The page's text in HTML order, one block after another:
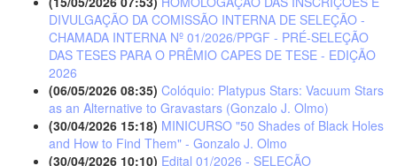
DIVULGAÇÃO DA COMISSÃO INTERNA DE SELEÇÃO -
CHAMADA INTERNA Nº 01/2026/PPGF - PRÉ-SELEÇÃO
DAS TESES PARA O PRÊMIO CAPES DE TESE - EDIÇÃO
2026
(06/05/2026 08:35) Colóquio: Platypus Stars: Vacuum Stars
as an Alternative to Gravastars (Gonzalo J. Olmo)
(30/04/2026 15:18) MINICURSO "50 Shades of Black Holes
and How to Find Them" - Gonzalo J. Olmo
(30/04/2026 10:10) Edital 01/2026 - SELEÇÃO